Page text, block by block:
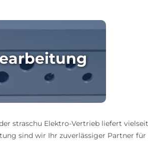
straschu Elektro-Vertrieb liefert
sind wir Ihr zuverlässiger Partner für